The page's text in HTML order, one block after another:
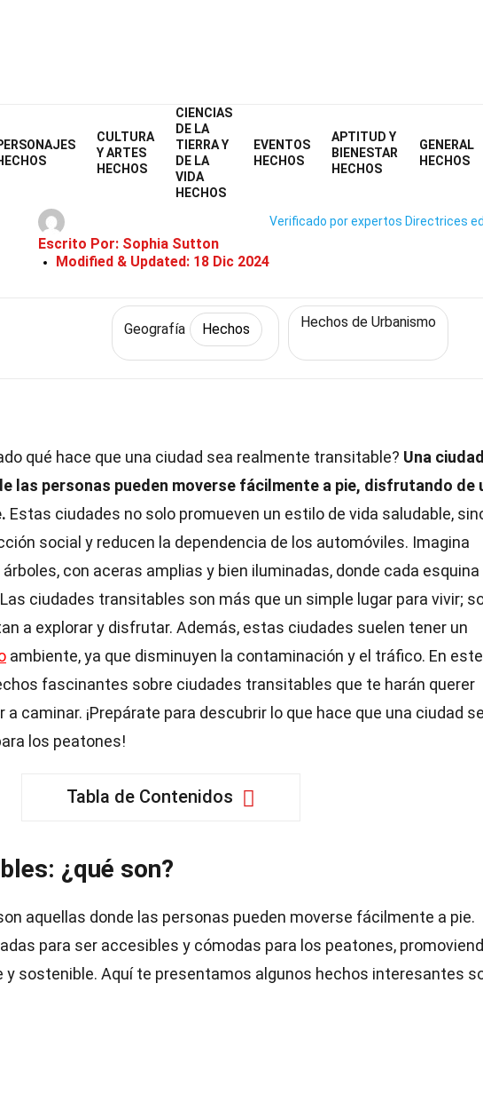
CULTURA
Y ARTES
HECHOS
CIENCIAS
DE LA
TIERRA Y
DE LA
VIDA
HECHOS
EVENTOS
HECHOS
APTITUD Y
BIENESTAR
HECHOS
GENERAL
HECHOS
Home Ciencia
39 Hechos Sobre Ciudades
Escrito Por: Sophia Sutton
Modified & Updated: 18 Dic 2024
Verificado por expertos Directrices
Geografía Hechos Hechos de Urbanismo
qué hace que una ciudad sea realmente transitable? Una
las personas pueden moverse fácilmente a pie, disfrutando de
Estas ciudades no solo promueven un estilo de vida saludable,
social y reducen la dependencia de los automóviles. Imagina
con aceras amplias y bien iluminadas, donde cada esquina
ciudades transitables son más que un simple lugar para vivir;
a explorar y disfrutar. Además, estas ciudades suelen tener un
ambiente, ya que disminuyen la contaminación y el tráfico. En este
fascinantes sobre ciudades transitables que te harán querer
caminar. ¡Prepárate para descubrir lo que hace que una ciudad
los peatones!
Tabla de Contenidos
¿qué son?
aquellas donde las personas pueden moverse fácilmente a pie.
para ser accesibles y cómodas para los peatones,
y sostenible. Aquí te presentamos algunos hechos interesantes